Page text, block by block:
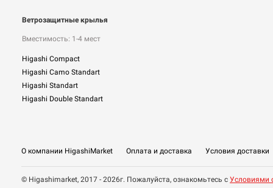
Ветрозащитные крылья
Вместимость: 1-4 мест
Higashi Compact
Higashi Camo Standart
Higashi Standart
Higashi Double Standart
О компании HigashiMarket Оплата и доставка Условия доставки
© Higashimarket, 2017 - 2026г. Пожалуйста, ознакомьтесь с Условиями